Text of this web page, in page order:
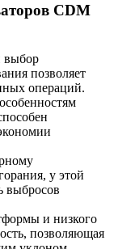
CDM
выбор
позволяет
операций.
у этой
выбросов
и низкого
позволяющая